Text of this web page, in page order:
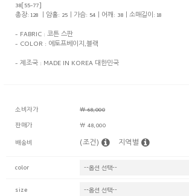
38[55-77]
총장: 128 ㅣ암홀: 25ㅣ가슴: 54ㅣ어깨: 38ㅣ소매길이: 18
- FABRIC : 코튼 스판
- COLOR : 에토프베이지,블랙
- 제조국 : MADE IN KOREA 대한민국
소비자가
￦ 68,000
판매가
￦ 48,000
배송비
(조건) 지역별
color
size